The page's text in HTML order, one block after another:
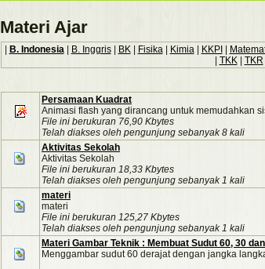
Materi Ajar
| B. Indonesia | B. Inggris| BK | Fisika | Kimia | KKPI|
| TKK| TKR
Persamaan Kuadrat
Animasi flash yang dirancang untuk memudahkan
File ini berukuran 76,90 Kbytes
Telah diakses oleh pengunjung sebanyak 8 kali
Aktivitas Sekolah
Aktivitas Sekolah
File ini berukuran 18,33 Kbytes
Telah diakses oleh pengunjung sebanyak 1 kali
materi
materi
File ini berukuran 125,27 Kbytes
Telah diakses oleh pengunjung sebanyak 1 kali
Materi Gambar Teknik : Membuat Sudut 60, 30
Menggambar sudut 60 derajat dengan jangka